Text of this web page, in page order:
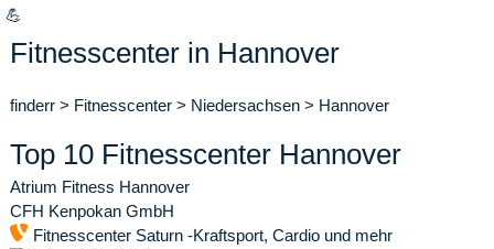
💪
Fitnesscenter in Hannover
finderr > Fitnesscenter > Niedersachsen > Hannover
Top 10 Fitnesscenter Hannover
Atrium Fitness Hannover
CFH Kenpokan GmbH
Fitnesscenter Saturn -Kraftsport, Cardio und mehr